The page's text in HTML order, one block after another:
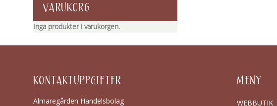
VARUKORG
Inga produkter i varukorgen.
KONTAKTUPPGIFTER
Almaregården Handelsbolag
MENY
WEBBUTIK